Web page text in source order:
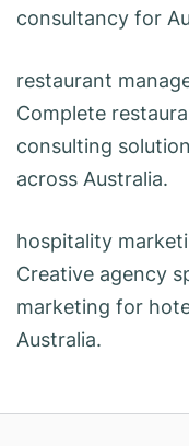
consultancy for
restaurant
Complete
consulting
across Australia.
hospitality
Creative agency
marketing for
Australia.